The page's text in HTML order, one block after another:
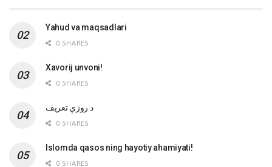
Yahud va maqsadlari
0 SHARES
Xavorij unvoni!
0 SHARES
‌د روژې تعریف
0 SHARES
Islomda qasos ning hayotiy ahamiyati!
0 SHARES